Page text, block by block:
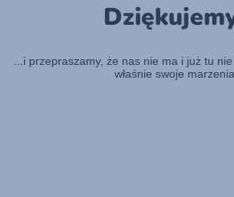
...i przepraszamy, że nas nie ma i już tu
właśnie swoje